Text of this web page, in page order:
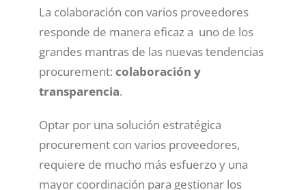
La colaboración con varios proveedores
responde de manera eficaz a uno de los
grandes mantras de las nuevas tendencias
procurement: colaboración y
transparencia.
Optar por una solución estratégica
procurement con varios proveedores,
requiere de mucho más esfuerzo y una
mayor coordinación para gestionar los